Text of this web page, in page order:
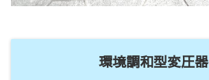
環境調和型変圧器